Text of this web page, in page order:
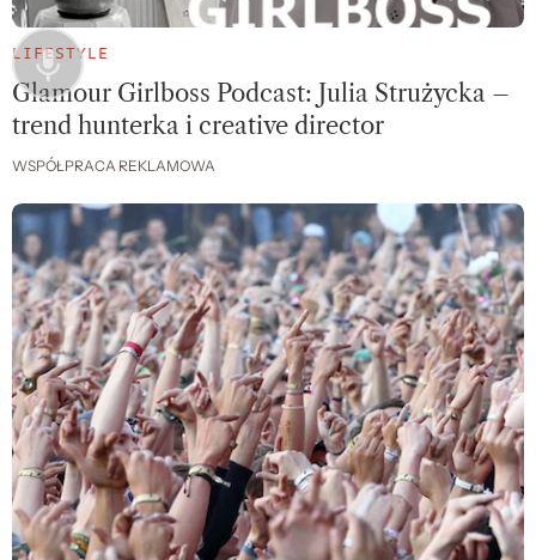
LIFESTYLE
Glamour Girlboss Podcast: Julia Strużycka –
trend hunterka i creative director
WSPÓŁPRACA REKLAMOWA